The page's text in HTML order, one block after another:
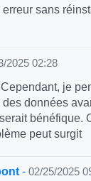
erreur sans
2025 02:28
je
des données
bénéfique.
peut surgit
- 02/25/2025